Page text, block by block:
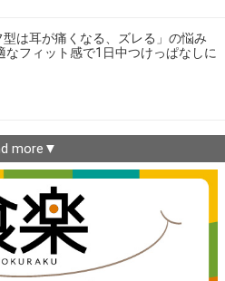
型は耳が痛くなる、ズレる」の悩み
なフィット感で1日中つけっぱなしに
more▼